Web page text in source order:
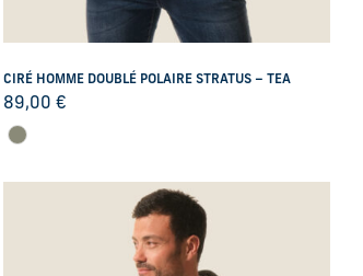
CIRÉ HOMME DOUBLÉ POLAIRE STRATUS – TEA
89,00€